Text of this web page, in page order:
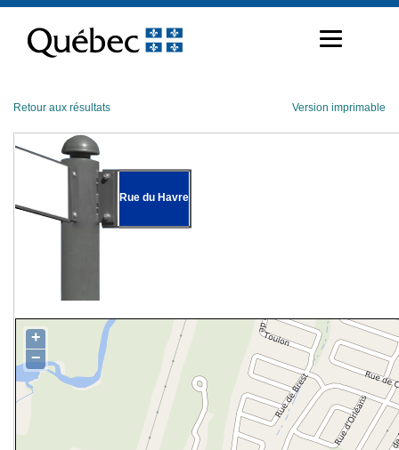
contenu
Retour aux résultats Version imprimable
Rue du Havre
+
−